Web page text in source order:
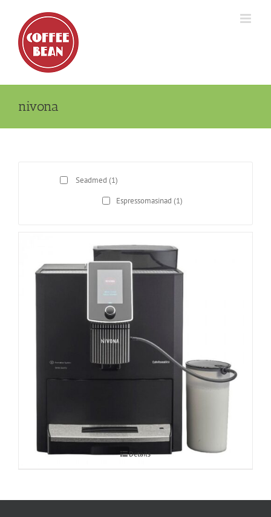
content
nivona
Seadmed (1)
Espressomasinad (1)
Espressomasin CafeRomatica Nivona
Details